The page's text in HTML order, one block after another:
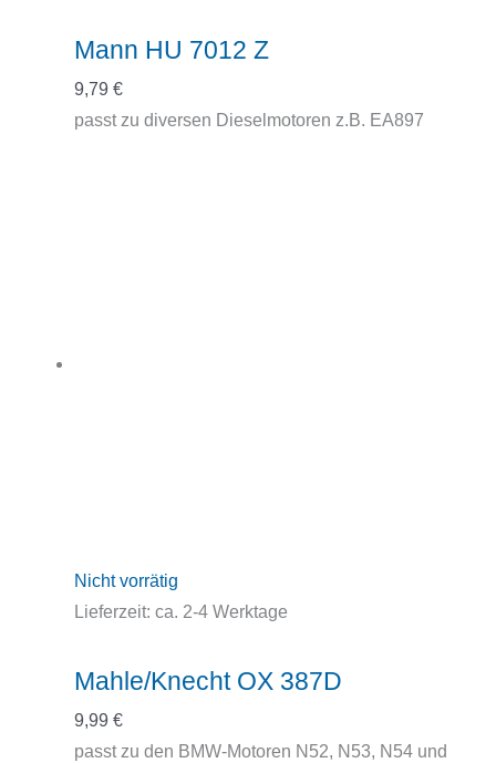
Mann HU 7012 Z
9,79 €
passt zu diversen Dieselmotoren z.B. EA897
Nicht vorrätig
Lieferzeit: ca. 2-4 Werktage
Mahle/Knecht OX 387D
9,99 €
passt zu den BMW-Motoren N52, N53, N54 und